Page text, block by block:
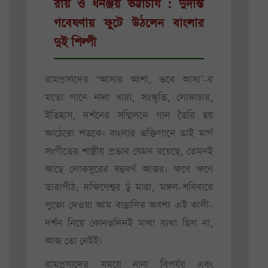
রায় ও ধনঞ্জয় ভট্টাচার্য : দুর্দান্ত
গবেষণায় ফুটে উঠলেন বাংলার
দুই শিল্পী
রামপ্রসাদের ‘আসার আশা, ভবে আসা’-র
মতো গানে নানা ধারা, সংস্কৃতি, লোকাচার,
ইতিহাস, দর্শনের সম্মিলনে গান তৈরি হয়
আঠেরো শতকে। বাংলার ভক্তিগানে তাই মার্গ
সংগীতের শাস্ত্রীয় প্রভাব যেমন রয়েছে, তেমনই
আছে লোকসুরের বহুবর্ণ আস্তর। ক্ষণে ক্ষণে
তারাপীঠ, দক্ষিণেশ্বর ঢুঁ মারা, মঙ্গল-শনিবারে
পুজো দেওয়া আম বাঙালির অবশ্য এই কালী-
দর্শন নিয়ে কোনওদিনই মাথা ব্যথা ছিল না,
আজ তো নেইই।
রামপ্রসাদের সময়ে নানা বিপর্যয় এবং